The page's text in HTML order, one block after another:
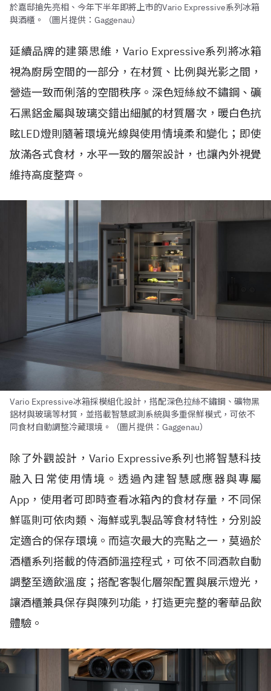
於嘉邸搶先亮相、今年下半年即將上市的Vario Expressive系列冰箱
與酒櫃。（圖片提供：Gaggenau）
延續品牌的建築思維，Vario Expressive系列將冰箱
視為廚房空間的一部分，在材質、比例與光影之間，
營造一致而俐落的空間秩序。深色短絲紋不鏽鋼、礦
石黑鋁金屬與玻璃交錯出細膩的材質層次，暖白色抗
眩LED燈則隨著環境光線與使用情境柔和變化；即使
放滿各式食材，水平一致的層架設計，也讓內外視覺
維持高度整齊。
Vario Expressive冰箱採模組化設計，搭配深色拉絲不鏽鋼、礦物黑
鋁材與玻璃等材質，並搭載智慧感測系統與多重保鮮模式，可依不
同食材自動調整冷藏環境。（圖片提供：Gaggenau）
除了外觀設計，Vario Expressive系列也將智慧科技
融入日常使用情境。透過內建智慧感應器與專屬
App，使用者可即時查看冰箱內的食材存量，不同保
鮮區則可依肉類、海鮮或乳製品等食材特性，分別設
定適合的保存環境。而這次最大的亮點之一，莫過於
酒櫃系列搭載的侍酒師溫控程式，可依不同酒款自動
調整至適飲溫度；搭配客製化層架配置與展示燈光，
讓酒櫃兼具保存與陳列功能，打造更完整的奢華品飲
體驗。